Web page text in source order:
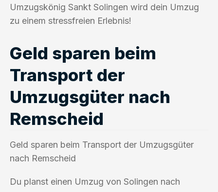
Umzugskönig Sankt Solingen wird dein Umzug
zu einem stressfreien Erlebnis!
Geld sparen beim
Transport der
Umzugsgüter nach
Remscheid
Geld sparen beim Transport der Umzugsgüter
nach Remscheid
Du planst einen Umzug von Solingen nach